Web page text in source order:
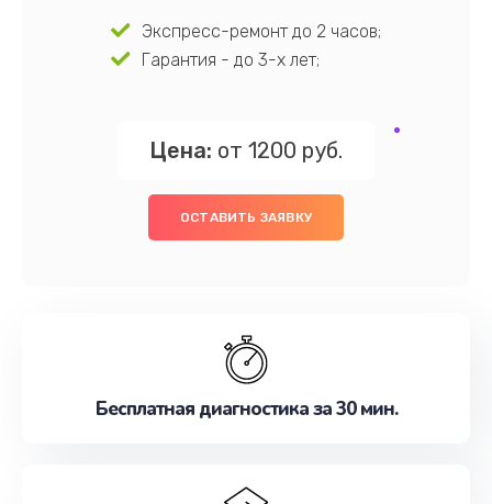
Экспресс-ремонт до 2 часов;
Гарантия - до 3-х лет;
Цена: от 1200 руб.
ОСТАВИТЬ ЗАЯВКУ
Бесплатная диагностика за 30 мин.